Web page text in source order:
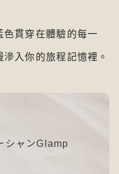
貫穿在體驗的每一
入你的旅程記憶裡。
シャンGlamp